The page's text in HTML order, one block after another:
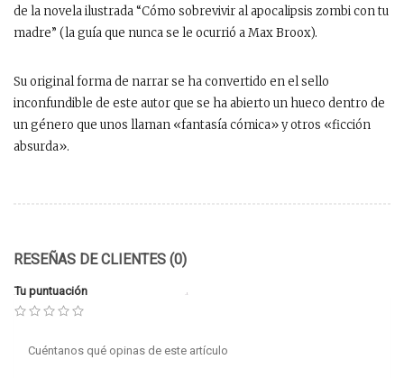
de la novela ilustrada “Cómo sobrevivir al apocalipsis zombi con tu
madre” (la guía que nunca se le ocurrió a Max Broox).
Su original forma de narrar se ha convertido en el sello
inconfundible de este autor que se ha abierto un hueco dentro de
un género que unos llaman «fantasía cómica» y otros «ficción
absurda».
RESEÑAS DE CLIENTES (0)
Tu puntuación